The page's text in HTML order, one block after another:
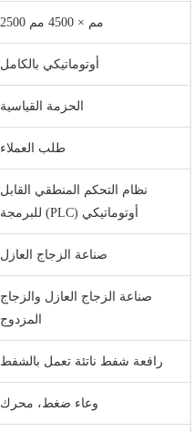
2500 مم × 4500 مم
أوتوماتيكي بالكامل
الحزمة القياسية
طلب العملاء
نظام التحكم المنطقي القابل
للبرمجة (PLC) أوتوماتيكي
صناعة الزجاج العازل
صناعة الزجاج العازل والزجاج
المزدوج
رافعة شفط ناتئة تعمل بالشفط
وعاء ضغط، محرك